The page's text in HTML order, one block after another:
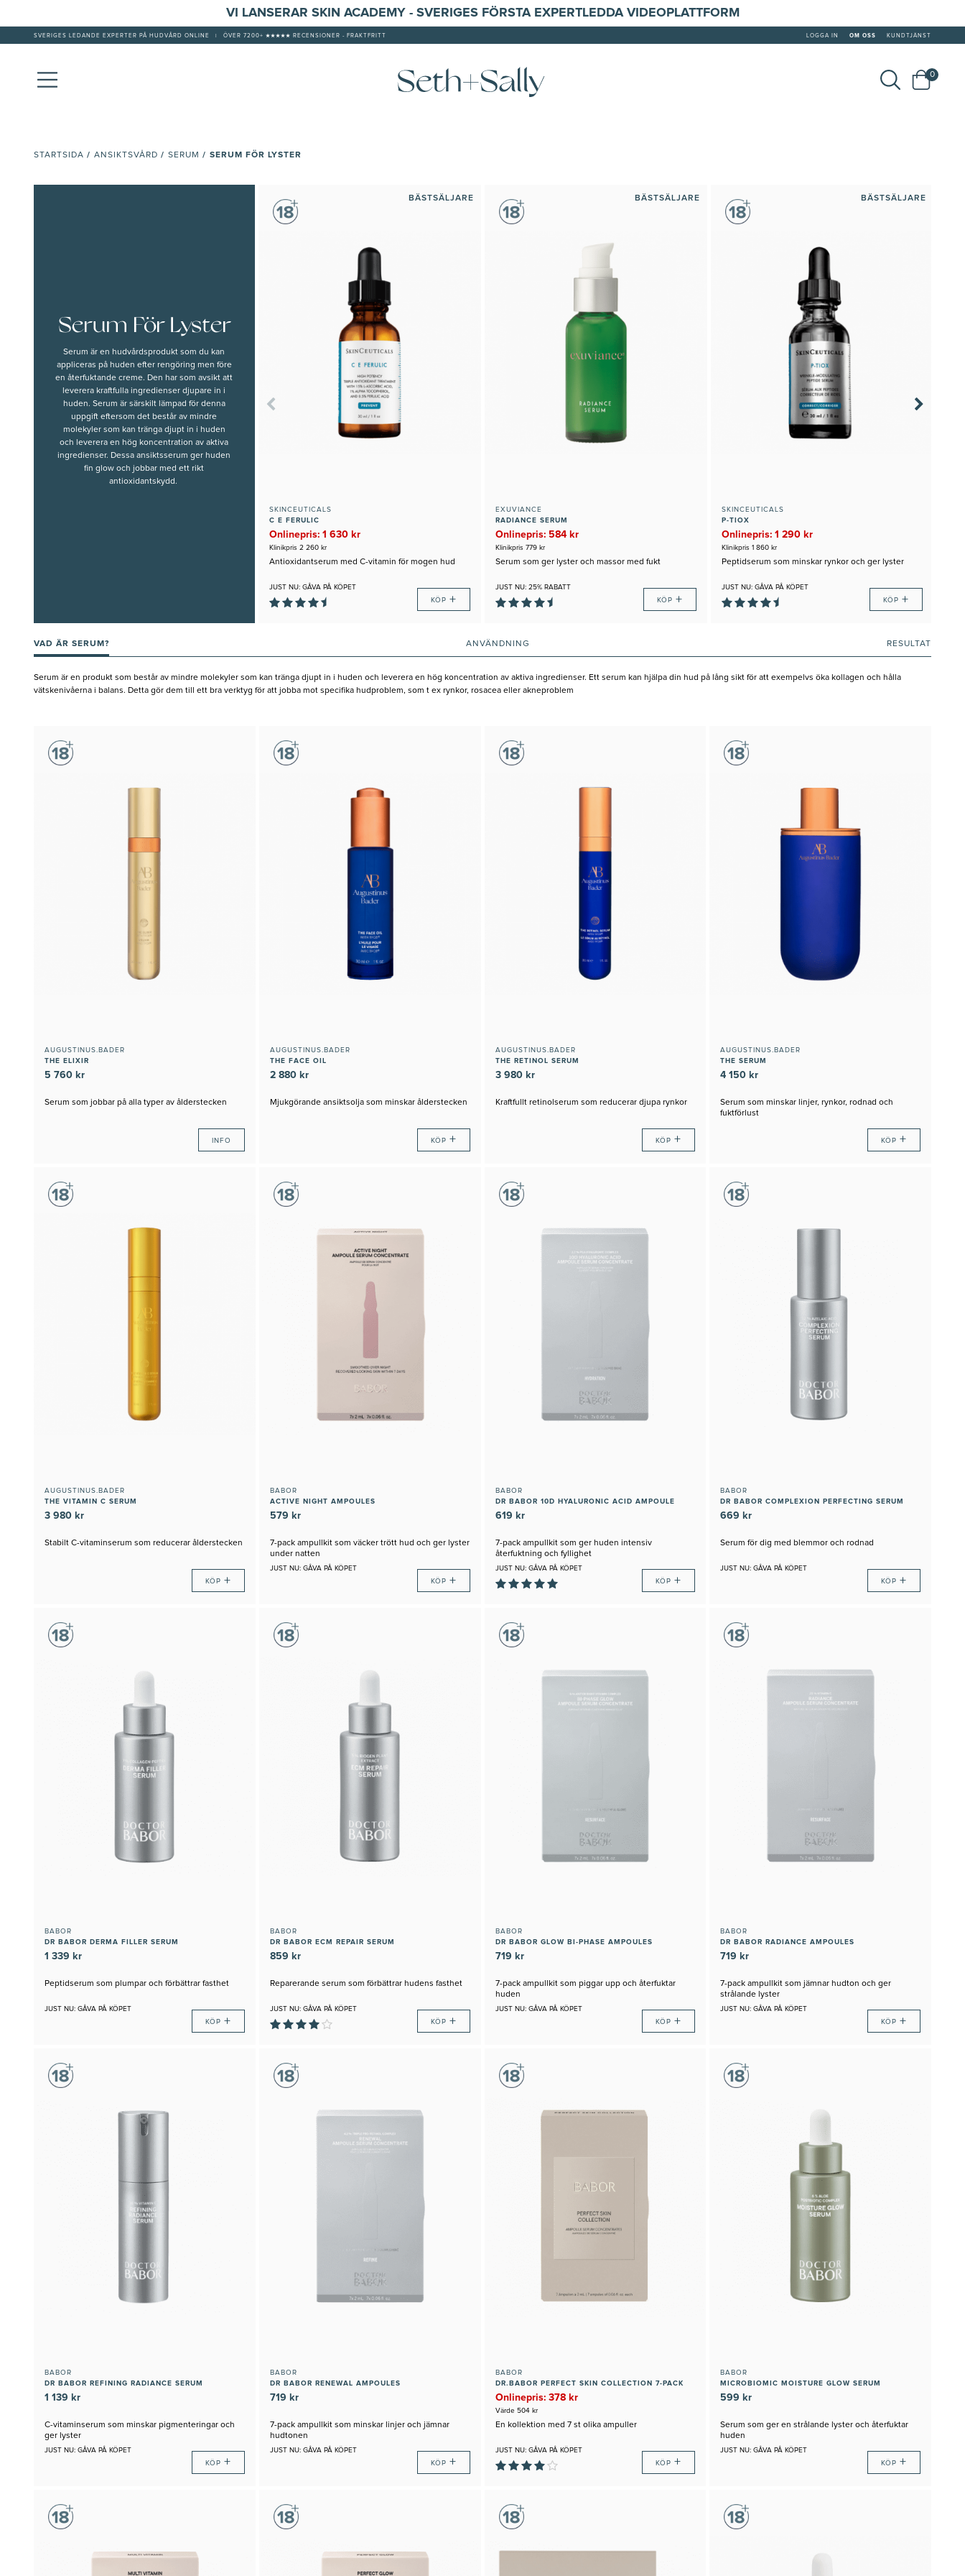
VI LANSERAR SKIN ACADEMY - SVERIGES FÖRSTA EXPERTLEDDA VIDEOPLATTFORM
SVERIGES LEDANDE EXPERTER PÅ HUDVÅRD ONLINE ÖVER 7200+ ★★★★★ RECENSIONER - FRAKTFRITT LOGGA IN OM OSS KUNDTJÄNST
0
STARTSIDA / ANSIKTSVÅRD / SERUM / SERUM FÖR LYSTER
Serum För Lyster
Serum är en hudvårdsprodukt som du kan
appliceras på huden efter rengöring men före
en återfuktande creme. Den har som avsikt att
leverera kraftfulla ingredienser djupare in i
huden. Serum är särskilt lämpad för denna
uppgift eftersom det består av mindre
molekyler som kan tränga djupt in i huden
och leverera en hög koncentration av aktiva
ingredienser. Dessa ansiktsserum ger huden
fin glow och jobbar med ett rikt
antioxidantskydd.
BÄSTSÄLJARE
SKINCEUTICALS
C E FERULIC
Onlinepris: 1 630 kr
Klinikpris 2 260 kr
Antioxidantserum med C-vitamin för mogen hud
JUST NU: GÅVA PÅ KÖPET
KÖP +
BÄSTSÄLJARE
EXUVIANCE
RADIANCE SERUM
Onlinepris: 584 kr
Klinikpris 779 kr
Serum som ger lyster och massor med fukt
JUST NU: 25% RABATT
KÖP +
BÄSTSÄLJARE
SKINCEUTICALS
P-TIOX
Onlinepris: 1 290 kr
Klinikpris 1 860 kr
Peptidserum som minskar rynkor och ger lyster
JUST NU: GÅVA PÅ KÖPET
KÖP +
VAD ÄR SERUM? ANVÄNDNING RESULTAT
Serum är en produkt som består av mindre molekyler som kan tränga djupt in i huden och leverera en hög koncentration av aktiva ingredienser. Ett serum kan hjälpa din hud på lång sikt för att exempelvs öka kollagen och hålla
vätskenivåerna i balans. Detta gör dem till ett bra verktyg för att jobba mot specifika hudproblem, som t ex rynkor, rosacea eller akneproblem
AUGUSTINUS.BADER
THE ELIXIR
5 760 kr
Serum som jobbar på alla typer av ålderstecken
INFO
AUGUSTINUS.BADER
THE FACE OIL
2 880 kr
Mjukgörande ansiktsolja som minskar ålderstecken
KÖP +
AUGUSTINUS.BADER
THE RETINOL SERUM
3 980 kr
Kraftfullt retinolserum som reducerar djupa rynkor
KÖP+
AUGUSTINUS.BADER
THE SERUM
4 150 kr
Serum som minskar linjer, rynkor, rodnad och
fuktförlust
KÖP +
AUGUSTINUS.BADER
THE VITAMIN C SERUM
3 980 kr
Stabilt C-vitaminserum som reducerar ålderstecken
KÖP +
BABOR
ACTIVE NIGHT AMPOULES
579 kr
7-pack ampullkit som väcker trött hud och ger lyster
under natten
JUST NU: GÅVA PÅ KÖPET
KÖP +
BABOR
DR BABOR 10D HYALURONIC ACID AMPOULE
619 kr
7-pack ampullkit som ger huden intensiv
återfuktning och fyllighet
JUST NU: GÅVA PÅ KÖPET
KÖP+
BABOR
DR BABOR COMPLEXION PERFECTING SERUM
669 kr
Serum för dig med blemmor och rodnad
JUST NU: GÅVA PÅ KÖPET
KÖP +
BABOR
DR BABOR DERMA FILLER SERUM
1 339 kr
Peptidserum som plumpar och förbättrar fasthet
JUST NU: GÅVA PÅ KÖPET
KÖP +
BABOR
DR BABOR ECM REPAIR SERUM
859 kr
Reparerande serum som förbättrar hudens fasthet
JUST NU: GÅVA PÅ KÖPET
KÖP +
BABOR
DR BABOR GLOW BI-PHASE AMPOULES
719 kr
7-pack ampullkit som piggar upp och återfuktar
huden
JUST NU: GÅVA PÅ KÖPET
KÖP+
BABOR
DR BABOR RADIANCE AMPOULES
719 kr
7-pack ampullkit som jämnar hudton och ger
strålande lyster
JUST NU: GÅVA PÅ KÖPET
KÖP +
BABOR
DR BABOR REFINING RADIANCE SERUM
1 139 kr
C-vitaminserum som minskar pigmenteringar och
ger lyster
JUST NU: GÅVA PÅ KÖPET
KÖP +
BABOR
DR BABOR RENEWAL AMPOULES
719 kr
7-pack ampullkit som minskar linjer och jämnar
hudtonen
JUST NU: GÅVA PÅ KÖPET
KÖP +
BABOR
DR.BABOR PERFECT SKIN COLLECTION 7-PACK
Onlinepris: 378 kr
Värde 504 kr
En kollektion med 7 st olika ampuller
JUST NU: GÅVA PÅ KÖPET
KÖP+
BABOR
MICROBIOMIC MOISTURE GLOW SERUM
599 kr
Serum som ger en strålande lyster och återfuktar
huden
JUST NU: GÅVA PÅ KÖPET
KÖP +